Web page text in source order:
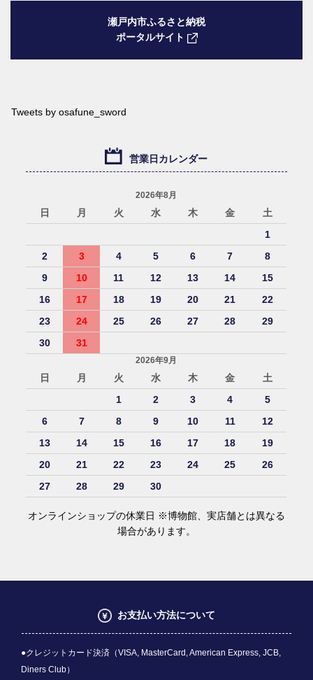
瀬戸内市ふるさと納税
ポータルサイト
Tweets by osafune_sword
営業日カレンダー
2026年8月
日 月 火 水 木 金
土
1
2
3 4 5 6 7
8
9
10 11 12 13 14
15
16
17 18 19 20 21
22
23
24 25 26 27 28
29
30
31
2026年9月
日 月 火 水 木 金
土
1
2 3 4
5
6
7 8 9 10 11
12
13
14 15 16 17 18
19
20
21 22 23 24 25
26
27
28 29 30
オンラインショップの休業日 ※博物館、実店舗とは異なる
場合があります。
お支払い方法について
●クレジットカード決済（VISA, MasterCard, American Express, JCB,
Diners Club）